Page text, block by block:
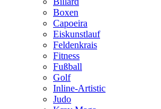
Boxen
Capoeira
Eiskunstlauf
Feldenkrais
Fitness
Fußball
Golf
Inline-Artistic
Judo